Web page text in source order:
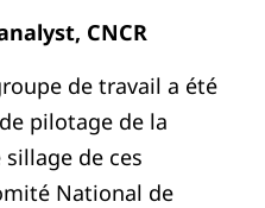
CNCR
de travail a été
pilotage de la
de ces
National de